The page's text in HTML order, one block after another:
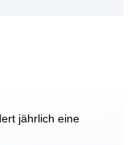
jährlich eine